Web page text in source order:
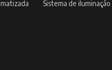
sistema de